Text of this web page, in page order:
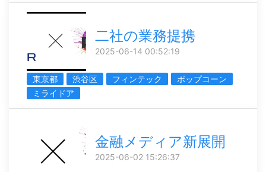
二社の業務提携
2025-06-14 00:52:19
東京都 渋谷区 フィンテック
ポップコーン
ミライドア
金融メディア新展開
2025-06-02 15:26:37